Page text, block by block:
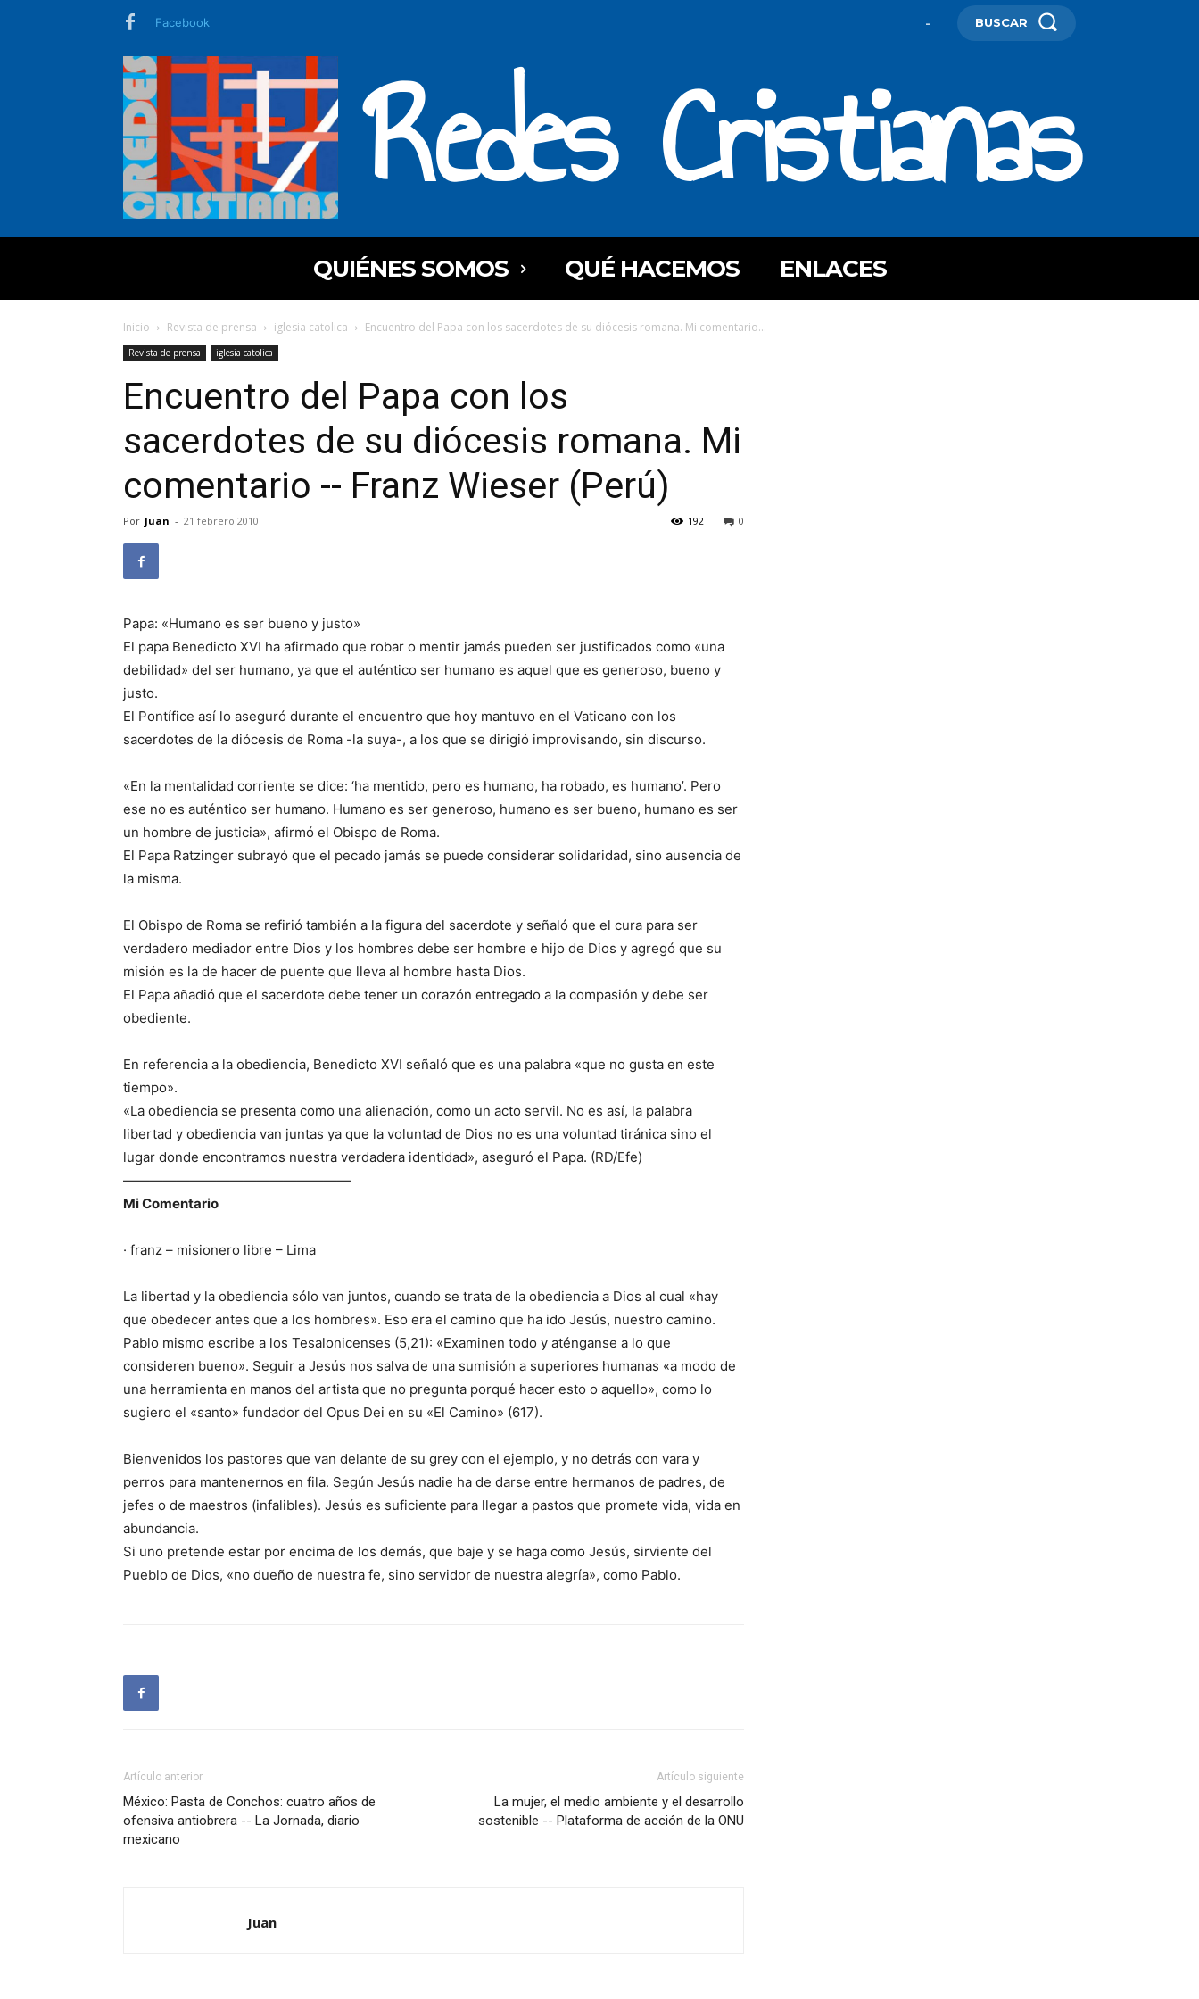
Facebook - BUSCAR
Redes Cristianas
QUIÉNES SOMOS QUÉ HACEMOS ENLACES
Inicio Revista de prensa iglesia catolica Encuentro del Papa con los sacerdotes de su diócesis romana. Mi comentario...
Revista de prensa iglesia catolica
Encuentro del Papa con los
sacerdotes de su diócesis romana. Mi
comentario -- Franz Wieser (Perú)
Por Juan - 21 febrero 2010 0
192
Papa: «Humano es ser bueno y justo»
El papa Benedicto XVI ha afirmado que robar o mentir jamás pueden ser justificados como «una
debilidad» del ser humano, ya que el auténtico ser humano es aquel que es generoso, bueno y
justo.
El Pontífice así lo aseguró durante el encuentro que hoy mantuvo en el Vaticano con los
sacerdotes de la diócesis de Roma -la suya-, a los que se dirigió improvisando, sin discurso.
«En la mentalidad corriente se dice: ‘ha mentido, pero es humano, ha robado, es humano’. Pero
ese no es auténtico ser humano. Humano es ser generoso, humano es ser bueno, humano es ser
un hombre de justicia», afirmó el Obispo de Roma.
El Papa Ratzinger subrayó que el pecado jamás se puede considerar solidaridad, sino ausencia de
la misma.
El Obispo de Roma se refirió también a la figura del sacerdote y señaló que el cura para ser
verdadero mediador entre Dios y los hombres debe ser hombre e hijo de Dios y agregó que su
misión es la de hacer de puente que lleva al hombre hasta Dios.
El Papa añadió que el sacerdote debe tener un corazón entregado a la compasión y debe ser
obediente.
En referencia a la obediencia, Benedicto XVI señaló que es una palabra «que no gusta en este
tiempo».
«La obediencia se presenta como una alienación, como un acto servil. No es así, la palabra
libertad y obediencia van juntas ya que la voluntad de Dios no es una voluntad tiránica sino el
lugar donde encontramos nuestra verdadera identidad», aseguró el Papa. (RD/Efe)
—————————————————
Mi Comentario
· franz – misionero libre – Lima
La libertad y la obediencia sólo van juntos, cuando se trata de la obediencia a Dios al cual «hay
que obedecer antes que a los hombres». Eso era el camino que ha ido Jesús, nuestro camino.
Pablo mismo escribe a los Tesalonicenses (5,21): «Examinen todo y aténganse a lo que
consideren bueno». Seguir a Jesús nos salva de una sumisión a superiores humanas «a modo de
una herramienta en manos del artista que no pregunta porqué hacer esto o aquello», como lo
sugiero el «santo» fundador del Opus Dei en su «El Camino» (617).
Bienvenidos los pastores que van delante de su grey con el ejemplo, y no detrás con vara y
perros para mantenernos en fila. Según Jesús nadie ha de darse entre hermanos de padres, de
jefes o de maestros (infalibles). Jesús es suficiente para llegar a pastos que promete vida, vida en
abundancia.
Si uno pretende estar por encima de los demás, que baje y se haga como Jesús, sirviente del
Pueblo de Dios, «no dueño de nuestra fe, sino servidor de nuestra alegría», como Pablo.
Artículo anterior
México: Pasta de Conchos: cuatro años de
ofensiva antiobrera -- La Jornada, diario
mexicano
Artículo siguiente
La mujer, el medio ambiente y el desarrollo
sostenible -- Plataforma de acción de la ONU
Juan